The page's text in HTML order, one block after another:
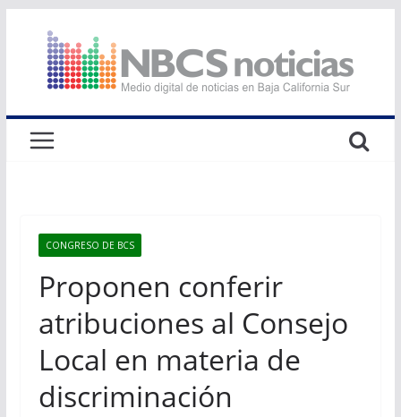
contenido
CONGRESO DE BCS
Proponen conferir
atribuciones al Consejo
Local en materia de
discriminación